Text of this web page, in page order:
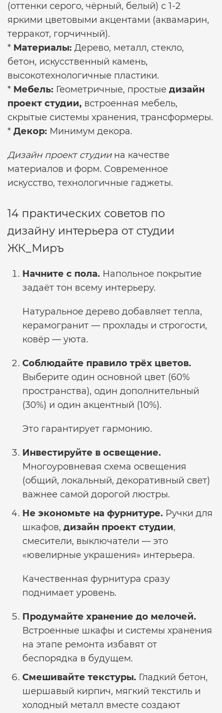
(оттенки серого, чёрный, белый) с 1-2
яркими цветовыми акцентами (аквамарин,
терракот, горчичный).
* Материалы: Дерево, металл, стекло,
бетон, искусственный камень,
высокотехнологичные пластики.
* Мебель: Геометричные, простые дизайн
проект студии, встроенная мебель,
скрытые системы хранения, трансформеры.
* Декор: Минимум декора.
Дизайн проект студиина качестве
материалов и форм. Современное
искусство, технологичные гаджеты.
14 практических советов по
дизайну интерьера от студии
ЖК_Миръ
Начните с пола. Напольное покрытие
задаёт тон всему интерьеру.
Натуральное дерево добавляет тепла,
керамогранит — прохлады и строгости,
ковёр — уюта.
Соблюдайте правило трёх цветов.
Выберите один основной цвет (60%
пространства), один дополнительный
(30%) и один акцентный (10%).
Это гарантирует гармонию.
Инвестируйте в освещение.
Многоуровневая схема освещения
(общий, локальный, декоративный свет)
важнее самой дорогой люстры.
Не экономьте на фурнитуре. Ручки для
шкафов, дизайн проект студии,
смесители, выключатели — это
«ювелирные украшения» интерьера.
Качественная фурнитура сразу
поднимает уровень.
Продумайте хранение до мелочей.
Встроенные шкафы и системы хранения
на этапе ремонта избавят от
беспорядка в будущем.
Смешивайте текстуры. Гладкий бетон,
шершавый кирпич, мягкий текстиль и
холодный металл вместе создают